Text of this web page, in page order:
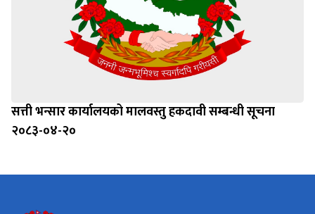
सत्ती भन्सार कार्यालयको मालवस्तु हकदावी सम्बन्धी सूचना
२०८३-०४-२०